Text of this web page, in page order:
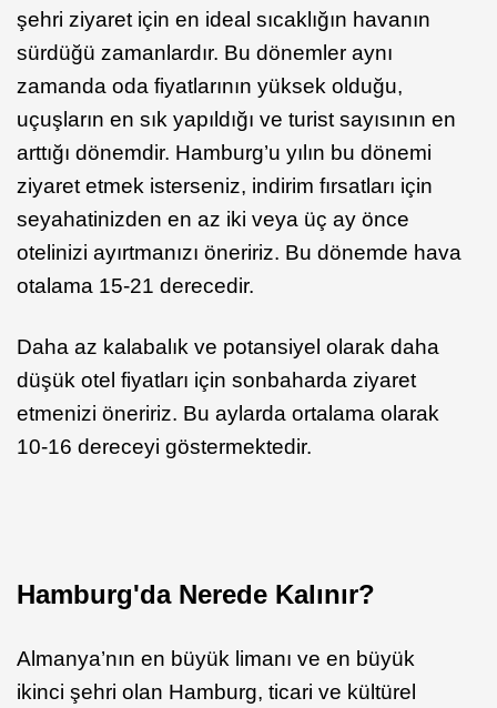
şehri ziyaret için en ideal sıcaklığın havanın
sürdüğü zamanlardır. Bu dönemler aynı
zamanda oda fiyatlarının yüksek olduğu,
uçuşların en sık yapıldığı ve turist sayısının en
arttığı dönemdir. Hamburg’u yılın bu dönemi
ziyaret etmek isterseniz, indirim fırsatları için
seyahatinizden en az iki veya üç ay önce
otelinizi ayırtmanızı öneririz. Bu dönemde hava
otalama 15-21 derecedir.
Daha az kalabalık ve potansiyel olarak daha
düşük otel fiyatları için sonbaharda ziyaret
etmenizi öneririz. Bu aylarda ortalama olarak
10-16 dereceyi göstermektedir.
Hamburg'da Nerede Kalınır?
Almanya’nın en büyük limanı ve en büyük
ikinci şehri olan Hamburg, ticari ve kültürel